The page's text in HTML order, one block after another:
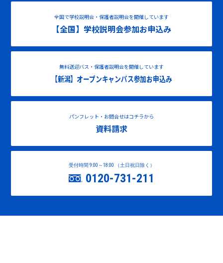
全国で学校説明会・保護者説明会を開催しています
【全国】学校説明会参加お申込み
無料送迎バス・保護者説明会を開催しています
【新潟】オープンキャンパス参加お申込み
パンフレット・お問合せはコチラから
資料請求
受付時間 9:00～18:00 （土日祝日除く）
0120-731-211